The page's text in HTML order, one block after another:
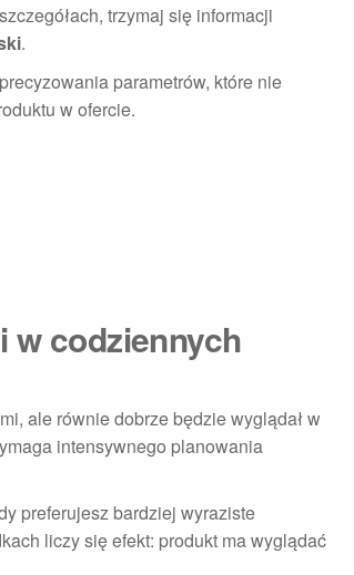
trzymaj się informacji
.
parametrów, które nie
w ofercie.
w codziennych
ale równie dobrze będzie wyglądał w
intensywnego planowania
preferujesz bardziej wyraziste
liczy się efekt: produkt ma wyglądać